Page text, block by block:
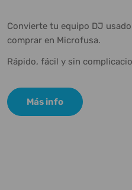
Convierte tu equipo DJ
comprar en Microfusa.
Rápido, fácil y sin
Más info